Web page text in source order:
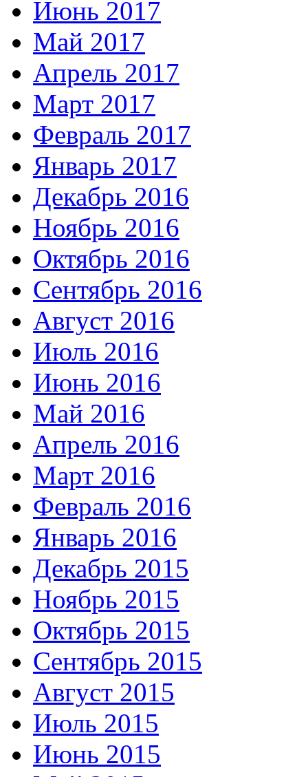
Июнь 2017
Май 2017
Апрель 2017
Март 2017
Февраль 2017
Январь 2017
Декабрь 2016
Ноябрь 2016
Октябрь 2016
Сентябрь 2016
Август 2016
Июль 2016
Июнь 2016
Май 2016
Апрель 2016
Март 2016
Февраль 2016
Январь 2016
Декабрь 2015
Ноябрь 2015
Октябрь 2015
Сентябрь 2015
Август 2015
Июль 2015
Июнь 2015